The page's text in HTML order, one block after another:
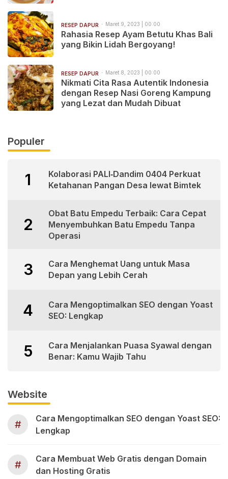
RESEP DAPUR Maret 9, 2023 | 00:00
Rahasia Resep Ayam Betutu Khas Bali
yang Bikin Lidah Bergoyang!
RESEP DAPUR Maret 8, 2023 | 00:00
Nikmati Cita Rasa Autentik Indonesia
dengan Resep Nasi Goreng Kampung
yang Lezat dan Mudah Dibuat
Populer
1
Kolaborasi PALI‑Dandim 0404 Perkuat
Ketahanan Pangan Desa lewat Bimtek
2
Obat Batu Empedu Terbaik: Cara Cepat
Menyembuhkan Batu Empedu Tanpa
Operasi
3
Cara Menghemat Uang untuk Masa
Depan yang Lebih Cerah
4
Cara Mengoptimalkan SEO dengan Yoast
SEO: Lengkap
5
Cara Menjalankan Puasa Syawal dengan
Benar: Kamu Wajib Tahu
Website
#
Cara Mengoptimalkan SEO dengan Yoast SEO:
Lengkap
#
Cara Membuat Web Gratis dengan Domain
dan Hosting Gratis